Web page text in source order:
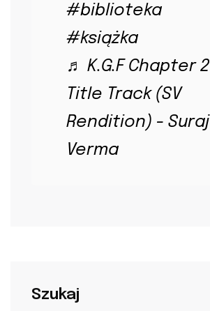
#biblioteka
#książka
♬ K.G.F Chapter 2
Title Track (SV
Rendition) - Suraj
Verma
Szukaj